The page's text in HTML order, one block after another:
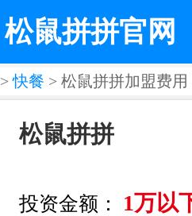
松鼠拼拼官网
>快餐 > 松鼠拼拼加盟费用
松鼠拼拼
投资金额： 1万以